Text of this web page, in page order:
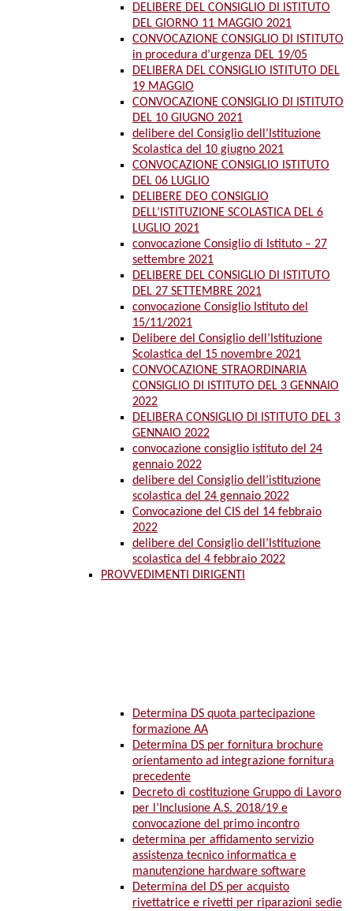
DELIBERE DEL CONSIGLIO DI ISTITUTO
DEL GIORNO 11 MAGGIO 2021
CONVOCAZIONE CONSIGLIO DI ISTITUTO
in procedura d’urgenza DEL 19/05
DELIBERA DEL CONSIGLIO ISTITUTO DEL
19 MAGGIO
CONVOCAZIONE CONSIGLIO DI ISTITUTO
DEL 10 GIUGNO 2021
delibere del Consiglio dell’Istituzione
Scolastica del 10 giugno 2021
CONVOCAZIONE CONSIGLIO ISTITUTO
DEL 06 LUGLIO
DELIBERE DEO CONSIGLIO
DELL’ISTITUZIONE SCOLASTICA DEL 6
LUGLIO 2021
convocazione Consiglio di Istituto – 27
settembre 2021
DELIBERE DEL CONSIGLIO DI ISTITUTO
DEL 27 SETTEMBRE 2021
convocazione Consiglio Istituto del
15/11/2021
Delibere del Consiglio dell’Istituzione
Scolastica del 15 novembre 2021
CONVOCAZIONE STRAORDINARIA
CONSIGLIO DI ISTITUTO DEL 3 GENNAIO
2022
DELIBERA CONSIGLIO DI ISTITUTO DEL 3
GENNAIO 2022
convocazione consiglio istituto del 24
gennaio 2022
delibere del Consiglio dell’istituzione
scolastica del 24 gennaio 2022
Convocazione del CIS del 14 febbraio
2022
delibere del Consiglio dell’Istituzione
scolastica del 4 febbraio 2022
PROVVEDIMENTI DIRIGENTI
Determina DS quota partecipazione
formazione AA
Determina DS per fornitura brochure
orientamento ad integrazione fornitura
precedente
Decreto di costituzione Gruppo di Lavoro
per l’Inclusione A.S. 2018/19 e
convocazione del primo incontro
determina per affidamento servizio
assistenza tecnico informatica e
manutenzione hardware software
Determina del DS per acquisto
rivettatrice e rivetti per riparazioni sedie